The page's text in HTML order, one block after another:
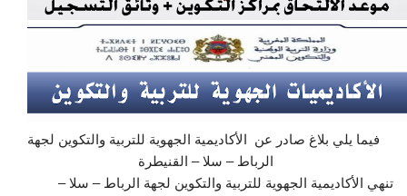
فيما يلي بلاغ صادر عن الأكاديمية الجهوية للتربية والتكوين لجهة
الرباط – سلا – القنيطرة
تنهي الأكاديمية الجهوية للتربية والتكوين لجهة الرباط – سلا –